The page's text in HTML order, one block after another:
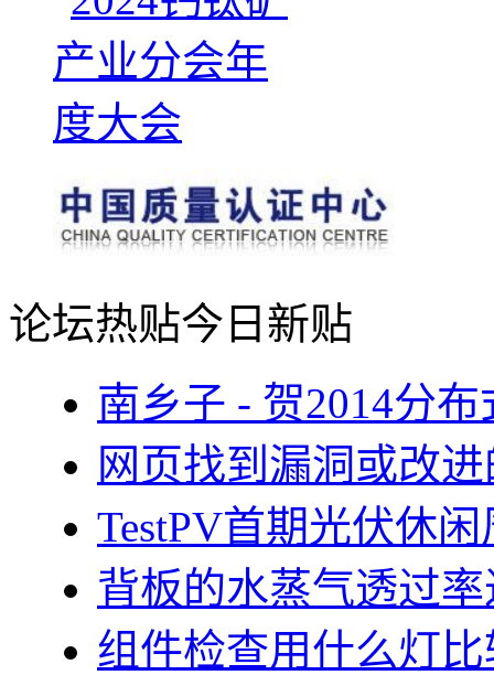
论坛热贴今日新贴
南乡子 - 贺2014分
网页找到漏洞或改
TestPV首期光伏休
背板的水蒸气透过
组件检查用什么灯